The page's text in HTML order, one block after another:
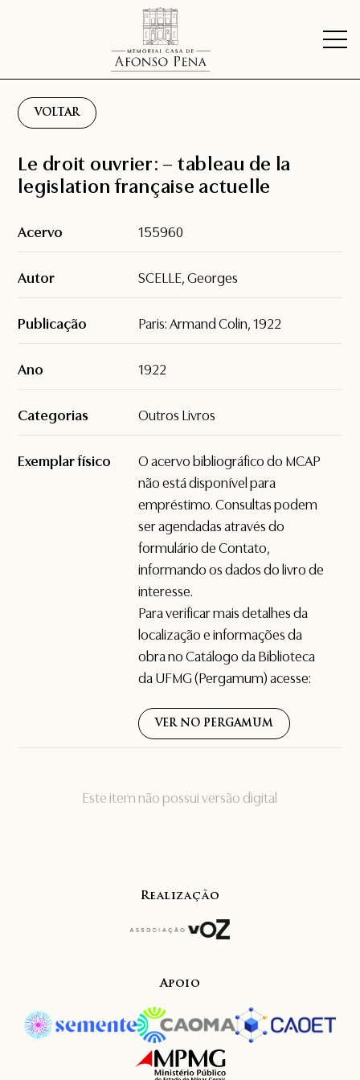
VOLTAR
Este item não possui versão digital
Le droit ouvrier: – tableau de la
legislation française actuelle
Acervo 155960
Autor SCELLE, Georges
Publicação Paris: Armand Colin, 1922
Ano 1922
Categorias Outros Livros
Exemplar físico
O acervo bibliográfico do MCAP
não está disponível para
empréstimo. Consultas podem
ser agendadas através do
formulário deContato,
informando os dados do livro de
interesse.
Para verificar mais detalhes da
localização e informações da
obra no Catálogo da Biblioteca
da UFMG (Pergamum) acesse:
VER NO PERGAMUM
Realização
Apoio